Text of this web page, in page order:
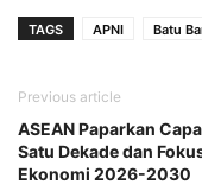
TAGS APNI Batu
Previous article
ASEAN Paparkan
Satu Dekade dan
Ekonomi 2026-2030